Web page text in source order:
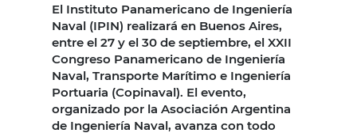
El Instituto Panamericano de Ingeniería
Naval (IPIN) realizará en Buenos Aires,
entre el 27 y el 30 de septiembre, el XXII
Congreso Panamericano de Ingeniería
Naval, Transporte Marítimo e Ingeniería
Portuaria (Copinaval). El evento,
organizado por la Asociación Argentina
de Ingeniería Naval, avanza con todo